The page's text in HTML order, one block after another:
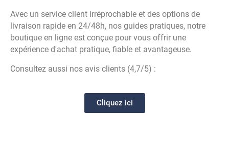
Avec un service client irréprochable et des options de
livraison rapide en 24/48h, nos guides pratiques, notre
boutique en ligne est conçue pour vous offrir une
expérience d'achat pratique, fiable et avantageuse.
Consultez aussi nos avis clients (4,7/5) :
Cliquez ici